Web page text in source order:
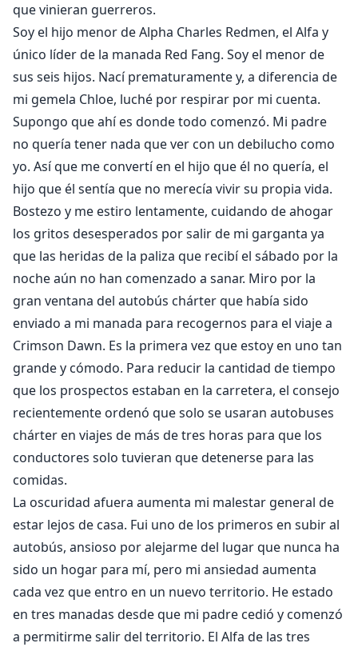
que vinieran guerreros.
Soy el hijo menor de Alpha Charles Redmen, el Alfa y
único líder de la manada Red Fang. Soy el menor de
sus seis hijos. Nací prematuramente y, a diferencia de
mi gemela Chloe, luché por respirar por mi cuenta.
Supongo que ahí es donde todo comenzó. Mi padre
no quería tener nada que ver con un debilucho como
yo. Así que me convertí en el hijo que él no quería, el
hijo que él sentía que no merecía vivir su propia vida.
Bostezo y me estiro lentamente, cuidando de ahogar
los gritos desesperados por salir de mi garganta ya
que las heridas de la paliza que recibí el sábado por la
noche aún no han comenzado a sanar. Miro por la
gran ventana del autobús chárter que había sido
enviado a mi manada para recogernos para el viaje a
Crimson Dawn. Es la primera vez que estoy en uno tan
grande y cómodo. Para reducir la cantidad de tiempo
que los prospectos estaban en la carretera, el consejo
recientemente ordenó que solo se usaran autobuses
chárter en viajes de más de tres horas para que los
conductores solo tuvieran que detenerse para las
comidas.
La oscuridad afuera aumenta mi malestar general de
estar lejos de casa. Fui uno de los primeros en subir al
autobús, ansioso por alejarme del lugar que nunca ha
sido un hogar para mí, pero mi ansiedad aumenta
cada vez que entro en un nuevo territorio. He estado
en tres manadas desde que mi padre cedió y comenzó
a permitirme salir del territorio. El Alfa de las tres